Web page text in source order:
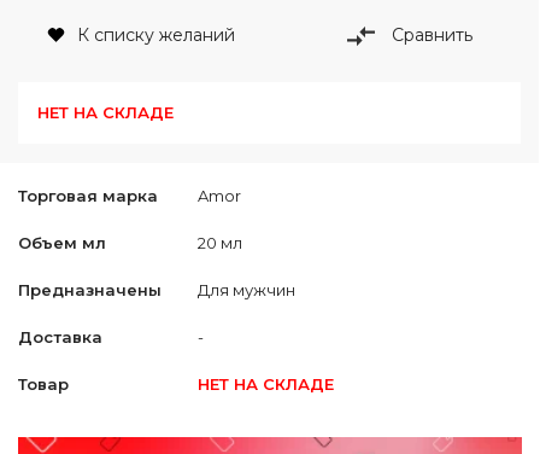
Торговая марка Amor
Объем мл 20 мл
Предназначены Для мужчин
Доставка -
Товар НЕТ НА СКЛАДЕ
К списку желаний Сравнить
НЕТ НА СКЛАДЕ